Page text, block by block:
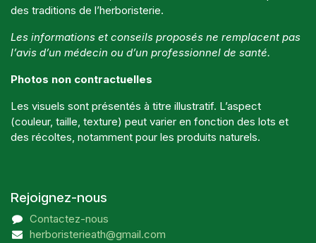
des traditions de l’herboristerie.
Les informations et conseils proposés ne remplacent pas
l’avis d’un médecin ou d’un professionnel de santé.
Photos non contractuelles
Les visuels sont présentés à titre illustratif. L’aspect
(couleur, taille, texture) peut varier en fonction des lots et
des récoltes, notamment pour les produits naturels.
Rejoignez-nous
Contactez-nous
herboristerieath@gmail.com